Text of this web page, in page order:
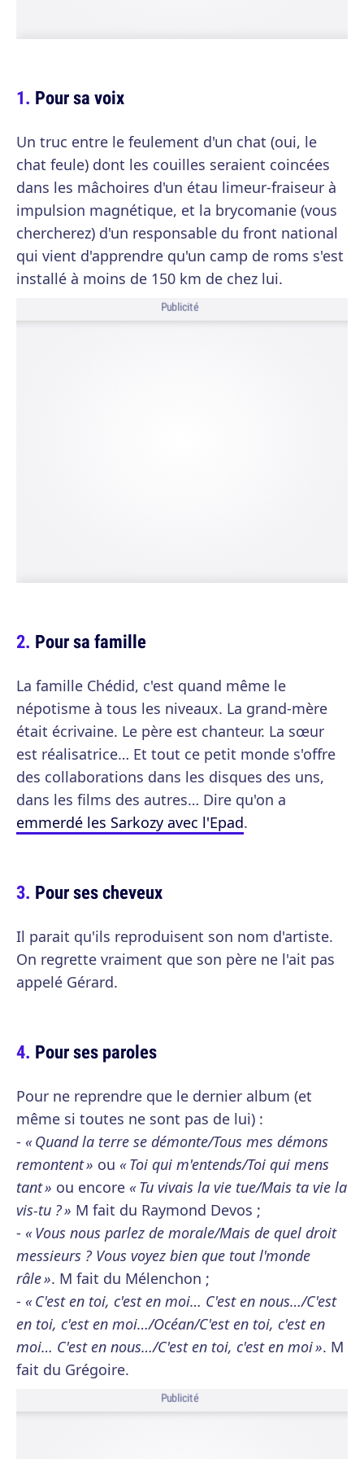
Pour sa voix
Un truc entre le feulement d'un chat (oui, le
chat feule) dont les couilles seraient coincées
dans les mâchoires d'un étau limeur-fraiseur à
impulsion magnétique, et la brycomanie (vous
chercherez) d'un responsable du front national
qui vient d'apprendre qu'un camp de roms s'est
installé à moins de 150 km de chez lui.
Publicité
Pour sa famille
La famille Chédid, c'est quand même le
népotisme à tous les niveaux. La grand-mère
était écrivaine. Le père est chanteur. La sœur
est réalisatrice… Et tout ce petit monde s'offre
des collaborations dans les disques des uns,
dans les films des autres… Dire qu'on a
emmerdé les Sarkozy avec l'Epad.
Pour ses cheveux
Il parait qu'ils reproduisent son nom d'artiste.
On regrette vraiment que son père ne l'ait pas
appelé Gérard.
Pour ses paroles
Pour ne reprendre que le dernier album (et
même si toutes ne sont pas de lui) :
- « Quand la terre se démonte/Tous mes démons
remontent » ou « Toi qui m'entends/Toi qui mens
tant » ou encore « Tu vivais la vie tue/Mais ta vie la
vis-tu ? » M fait du Raymond Devos ;
- « Vous nous parlez de morale/Mais de quel droit
messieurs ? Vous voyez bien que tout l'monde
râle ». M fait du Mélenchon ;
- « C'est en toi, c'est en moi… C'est en nous…/C'est
en toi, c'est en moi…/Océan/C'est en toi, c'est en
moi… C'est en nous…/C'est en toi, c'est en moi ». M
fait du Grégoire.
Publicité